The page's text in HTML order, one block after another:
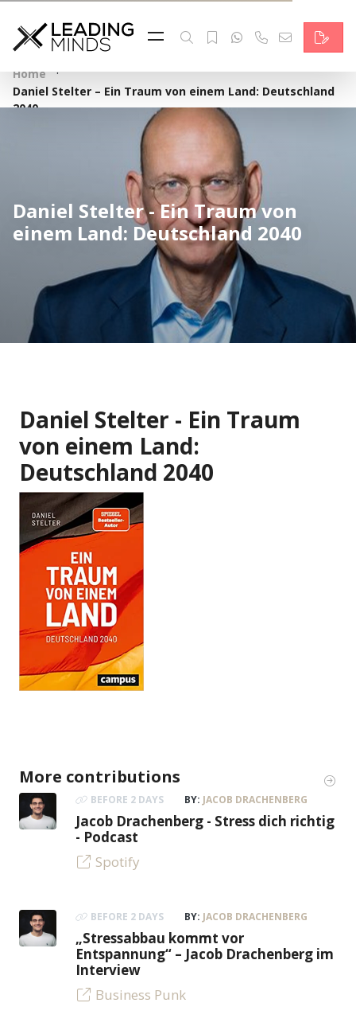
Feed
Reading Minds
Topics
Services
Who we are
Contact
Deutsch
Home ·
Daniel Stelter – Ein Traum von einem Land: Deutschland
2040
Daniel Stelter - Ein Traum von
einem Land: Deutschland 2040
Daniel Stelter - Ein Traum
von einem Land:
Deutschland 2040
More contributions
BEFORE 2 DAYS BY: JACOB DRACHENBERG
Jacob Drachenberg - Stress dich richtig
- Podcast
Spotify
BEFORE 2 DAYS BY: JACOB DRACHENBERG
„Stressabbau kommt vor
Entspannung“ – Jacob Drachenberg im
Interview
Business Punk